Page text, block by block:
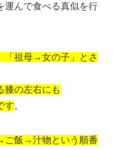
運んで食べる真似を行
「祖母→女の子」とさ
膝の左右にも
す。
飯→汁物という順番